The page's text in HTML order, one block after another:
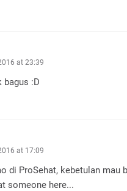
at 23:39
bagus :D
at 17:09
di ProSehat, kebetulan mau
someone here...